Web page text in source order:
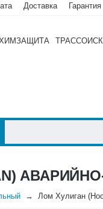
Доставка Гарантия
Лом Хулиган